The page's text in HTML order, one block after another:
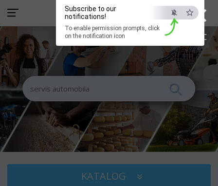
×
ESC
Subscribe to our
notifications!
To enable permission prompts, click
on the notification icon
KATALOG